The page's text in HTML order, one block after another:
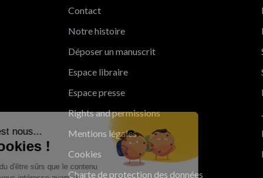
Salut c'est nous...
les Cookies !
On a attendu d'être sûrs que le contenu
Contact
Notre histoire
Déposer un manuscrit
Espace libraire
Espace presse
Rights and permissions
Mentions légales
Cookies
Charte de protection des données